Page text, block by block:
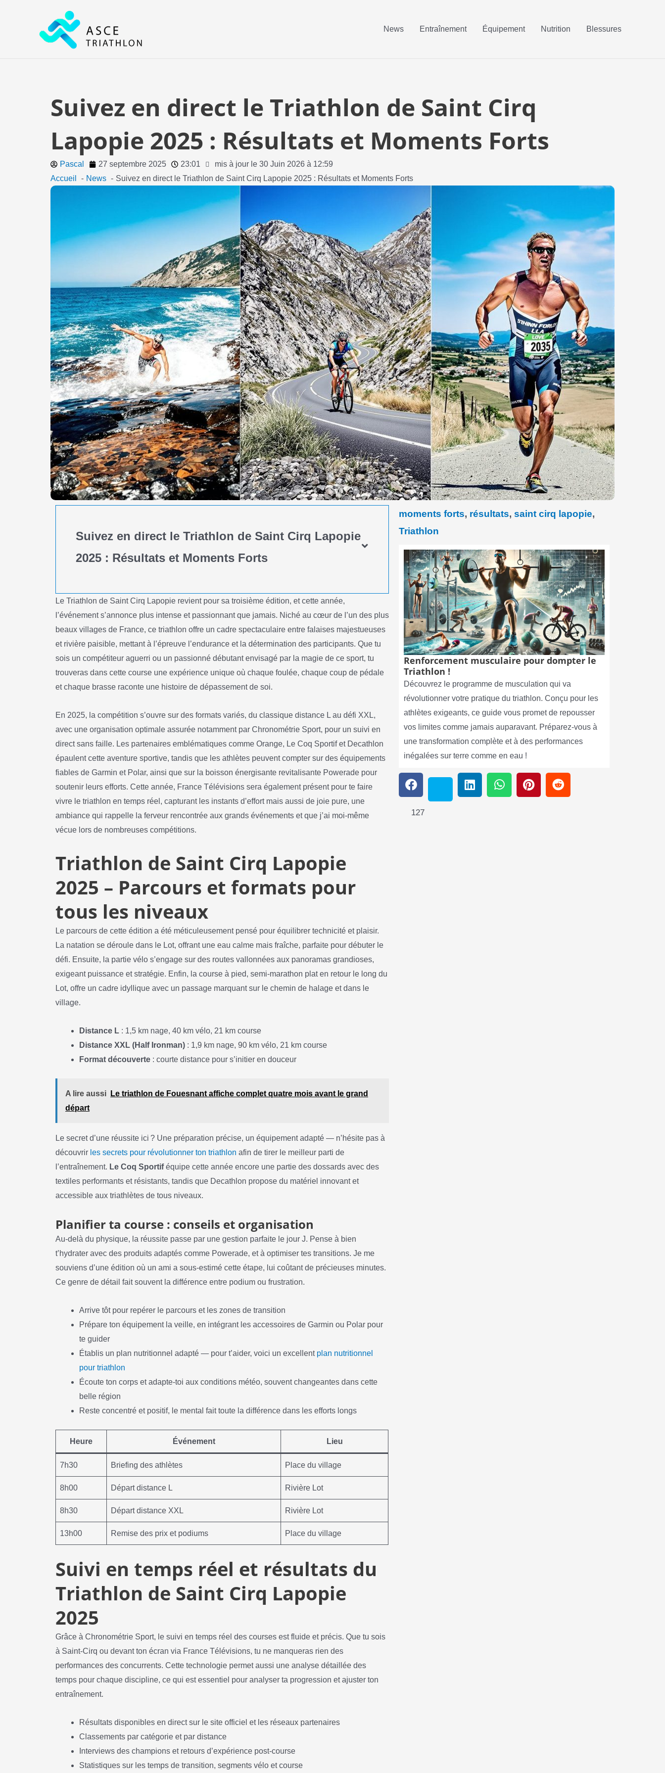
News Entraînement Équipement Nutrition Blessures
Suivez en direct le Triathlon de Saint Cirq
Lapopie 2025 : Résultats et Moments Forts
Pascal 27 septembre 2025 23:01
mis à jour le 30 Juin 2026 à 12:59
Accueil
News Suivez en direct le Triathlon de Saint Cirq Lapopie 2025 : Résultats et Moments Forts
Suivez en direct le Triathlon de Saint Cirq Lapopie
2025 : Résultats et Moments Forts
Le Triathlon de Saint Cirq Lapopie revient pour sa troisième édition, et cette année,
l’événement s’annonce plus intense et passionnant que jamais. Niché au cœur de l’un des plus
beaux villages de France, ce triathlon offre un cadre spectaculaire entre falaises majestueuses
et rivière paisible, mettant à l’épreuve l’endurance et la détermination des participants. Que tu
sois un compétiteur aguerri ou un passionné débutant envisagé par la magie de ce sport, tu
trouveras dans cette course une expérience unique où chaque foulée, chaque coup de pédale
et chaque brasse raconte une histoire de dépassement de soi.
En 2025, la compétition s’ouvre sur des formats variés, du classique distance L au défi XXL,
avec une organisation optimale assurée notamment par Chronométrie Sport, pour un suivi en
direct sans faille. Les partenaires emblématiques comme Orange, Le Coq Sportif et Decathlon
épaulent cette aventure sportive, tandis que les athlètes peuvent compter sur des équipements
fiables de Garmin et Polar, ainsi que sur la boisson énergisante revitalisante Powerade pour
soutenir leurs efforts. Cette année, France Télévisions sera également présent pour te faire
vivre le triathlon en temps réel, capturant les instants d’effort mais aussi de joie pure, une
ambiance qui rappelle la ferveur rencontrée aux grands événements et que j’ai moi-même
vécue lors de nombreuses compétitions.
Triathlon de Saint Cirq Lapopie
2025 – Parcours et formats pour
tous les niveaux
Le parcours de cette édition a été méticuleusement pensé pour équilibrer technicité et plaisir.
La natation se déroule dans le Lot, offrant une eau calme mais fraîche, parfaite pour débuter le
défi. Ensuite, la partie vélo s’engage sur des routes vallonnées aux panoramas grandioses,
exigeant puissance et stratégie. Enfin, la course à pied, semi-marathon plat en retour le long du
Lot, offre un cadre idyllique avec un passage marquant sur le chemin de halage et dans le
village.
Distance L : 1,5 km nage, 40 km vélo, 21 km course
Distance XXL (Half Ironman) : 1,9 km nage, 90 km vélo, 21 km course
Format découverte : courte distance pour s’initier en douceur
A lire aussi
Le triathlon de Fouesnant affiche complet quatre mois avant le grand
départ
Le secret d’une réussite ici ? Une préparation précise, un équipement adapté — n’hésite pas à
découvrir les secrets pour révolutionner ton triathlon afin de tirer le meilleur parti de
l’entraînement. Le Coq Sportiféquipe cette année encore une partie des dossards avec des
textiles performants et résistants, tandis que Decathlon propose du matériel innovant et
accessible aux triathlètes de tous niveaux.
Planifier ta course : conseils et organisation
Au-delà du physique, la réussite passe par une gestion parfaite le jour J. Pense à bien
t’hydrater avec des produits adaptés comme Powerade, et à optimiser tes transitions. Je me
souviens d’une édition où un ami a sous-estimé cette étape, lui coûtant de précieuses minutes.
Ce genre de détail fait souvent la différence entre podium ou frustration.
Arrive tôt pour repérer le parcours et les zones de transition
Prépare ton équipement la veille, en intégrant les accessoires de Garmin ou Polar pour
te guider
Établis un plan nutritionnel adapté — pour t’aider, voici un excellent plan nutritionnel
pour triathlon
Écoute ton corps et adapte-toi aux conditions météo, souvent changeantes dans cette
belle région
Reste concentré et positif, le mental fait toute la différence dans les efforts longs
Heure Événement Lieu
7h30 Briefing des athlètes Place du village
8h00 Départ distance L Rivière Lot
8h30 Départ distance XXL Rivière Lot
13h00 Remise des prix et podiums Place du village
Suivi en temps réel et résultats du
Triathlon de Saint Cirq Lapopie
2025
Grâce à Chronométrie Sport, le suivi en temps réel des courses est fluide et précis. Que tu sois
à Saint-Cirq ou devant ton écran via France Télévisions, tu ne manqueras rien des
performances des concurrents. Cette technologie permet aussi une analyse détaillée des
temps pour chaque discipline, ce qui est essentiel pour analyser ta progression et ajuster ton
entraînement.
Résultats disponibles en direct sur le site officiel et les réseaux partenaires
Classements par catégorie et par distance
Interviews des champions et retours d’expérience post-course
Statistiques sur les temps de transition, segments vélo et course
moments forts, résultats, saint cirq lapopie,
Triathlon
Renforcement musculaire pour dompter le
Triathlon !
Découvrez le programme de musculation qui va
révolutionner votre pratique du triathlon. Conçu pour les
athlètes exigeants, ce guide vous promet de repousser
vos limites comme jamais auparavant. Préparez-vous à
une transformation complète et à des performances
inégalées sur terre comme en eau !
127